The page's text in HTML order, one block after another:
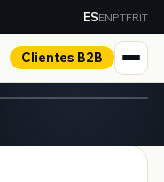
ESENPTFRIT
Clientes B2B